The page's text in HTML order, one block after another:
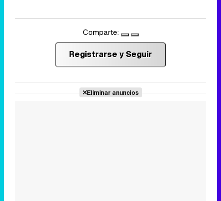
Comparte:
Registrarse y Seguir
Eliminar anuncios